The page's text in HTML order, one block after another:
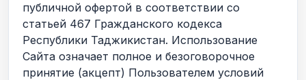
публичной офертой в соответствии со
статьей 467 Гражданского кодекса
Республики Таджикистан. Использование
Сайта означает полное и безоговорочное
принятие (акцепт) Пользователем условий